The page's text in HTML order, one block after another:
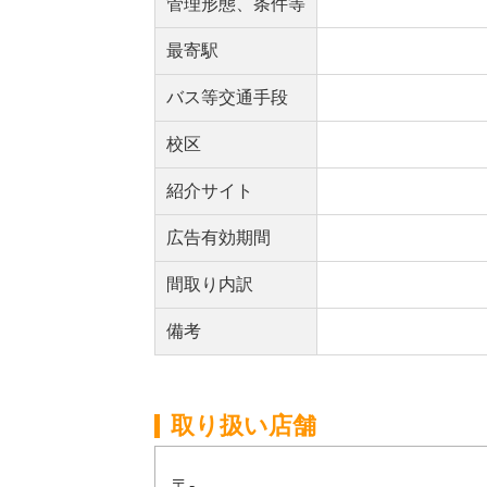
管理形態、条件等
最寄駅
バス等交通手段
校区
紹介サイト
広告有効期間
間取り内訳
備考
取り扱い店舗